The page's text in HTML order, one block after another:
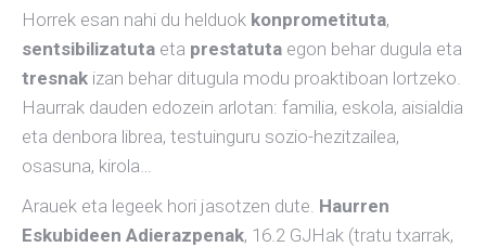
Horrek esan nahi du helduok konprometituta,
sentsibilizatuta eta prestatuta egon behar dugula eta
tresnak izan behar ditugula modu proaktiboan lortzeko.
Haurrak dauden edozein arlotan: familia, eskola, aisialdia
eta denbora librea, testuinguru sozio-hezitzailea,
osasuna, kirola…
Arauek eta legeek hori jasotzen dute. Haurren
Eskubideen Adierazpenak, 16.2 GJHak (tratu txarrak,